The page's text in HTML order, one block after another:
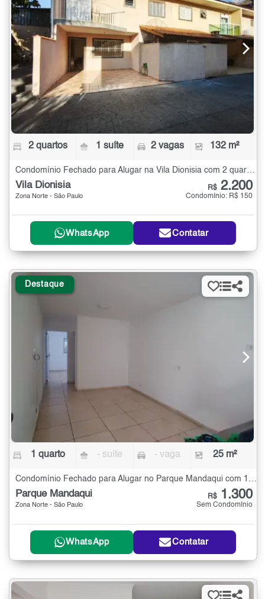
2 quartos 1 suíte 2 vagas 132 m²
Condomínio Fechado para Alugar na Vila Dionisia com 2 quartos - 132 m²
Vila Dionisia
Zona Norte - São Paulo
R$ 2.200
Condomínio: R$ 150
WhatsApp Contatar
Destaque
1 quarto - suíte - vaga 25 m²
Condomínio Fechado para Alugar no Parque Mandaqui com 1 quarto - 25 m²
Parque Mandaqui
Zona Norte - São Paulo
R$ 1.300
Sem Condomínio
WhatsApp Contatar